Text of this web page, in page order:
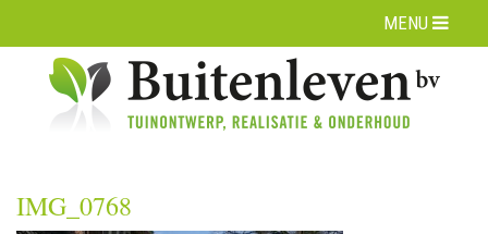
MENU
IMG_0768